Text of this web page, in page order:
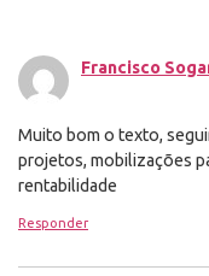
Francisco
Muito bom o texto,
projetos, mobilizações
rentabilidade
Responder